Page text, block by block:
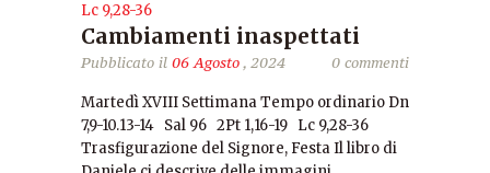
Lc 9,28-36
Cambiamenti inaspettati
Pubblicato il 06 Agosto, 2024 0 commenti
Martedì XVIII Settimana Tempo ordinario Dn
7,9-10.13-14 Sal 96 2Pt 1,16-19 Lc 9,28-36
Trasfigurazione del Signore, Festa Il libro di